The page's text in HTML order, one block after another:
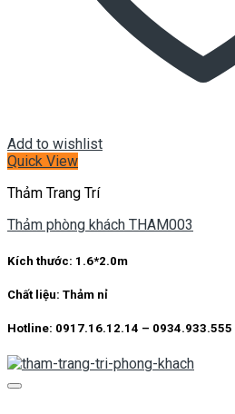
Add to wishlist
Quick View
Thảm Trang Trí
Thảm phòng khách THAM003
Kích thước: 1.6*2.0m
Chất liệu: Thảm nỉ
Hotline: 0917.16.12.14 – 0934.933.555